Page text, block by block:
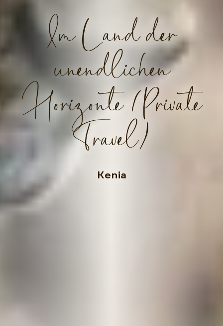
Im Land der
unendlichen
Horizonte (Private
Travel)
Kenia